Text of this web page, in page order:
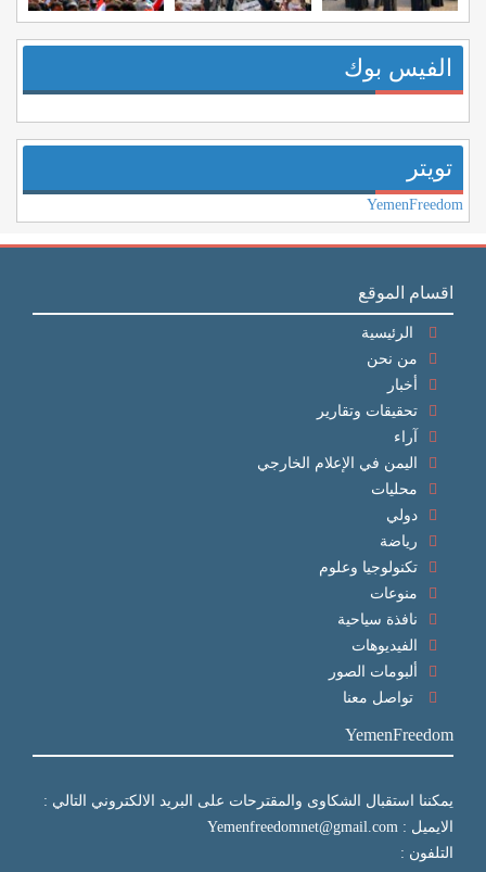
الفيس بوك
تويتر
YemenFreedom
اقسام الموقع
الرئيسية
من نحن
أخبار
تحقيقات وتقارير
آراء
اليمن في الإعلام الخارجي
محليات
دولي
رياضة
تكنولوجيا وعلوم
منوعات
نافذة سياحية
الفيديوهات
ألبومات الصور
تواصل معنا
YemenFreedom
يمكننا استقبال الشكاوى والمقترحات على البريد الالكتروني التالي :
الايميل : Yemenfreedomnet@gmail.com
التلفون :